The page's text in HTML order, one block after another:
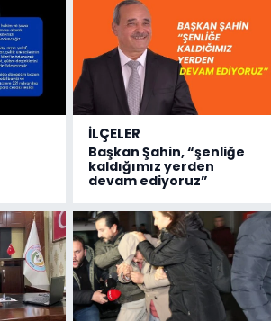
İLÇELER
Başkan Şahin, “şenliğe
kaldığımız yerden
devam ediyoruz”